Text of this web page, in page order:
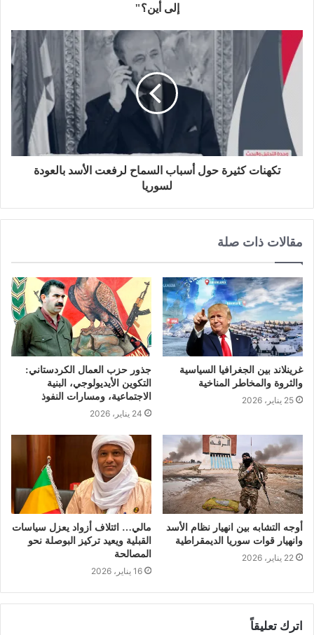
إلى أين؟"
تكهنات كثيرة حول أسباب السماح لرفعت الأسد بالعودة
لسوريا
مقالات ذات صلة
غرينلاند بين الجغرافيا السياسية
والثروة والمخاطر المناخية
25 يناير، 2026
جذور حزب العمال الكردستاني:
التكوين الأيديولوجي، البنية
الاجتماعية، ومسارات النفوذ
24 يناير، 2026
أوجه التشابه بين انهيار نظام الأسد
وانهيار قوات سوريا الديمقراطية
22 يناير، 2026
مالي… ائتلاف أزواد يعزل سياسات
القبلية ويعيد تركيز البوصلة نحو
المصالحة
16 يناير، 2026
اترك تعليقاً